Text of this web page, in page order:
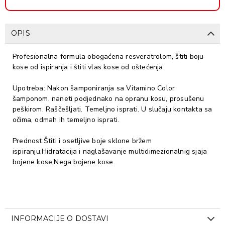
OPIS
Profesionalna formula obogaćena resveratrolom, štiti boju
kose od ispiranja i štiti vlas kose od oštećenja.
Upotreba: Nakon šamponiranja sa Vitamino Color
šamponom, naneti podjednako na opranu kosu, prosušenu
peškirom. Raščešljati. Temeljno isprati. U slučaju kontakta sa
očima, odmah ih temeljno isprati.
Prednost:Štiti i osetljive boje sklone bržem
ispiranju,Hidratacija i naglašavanje multidimezionalnig sjaja
bojene kose,Nega bojene kose.
INFORMACIJE O DOSTAVI